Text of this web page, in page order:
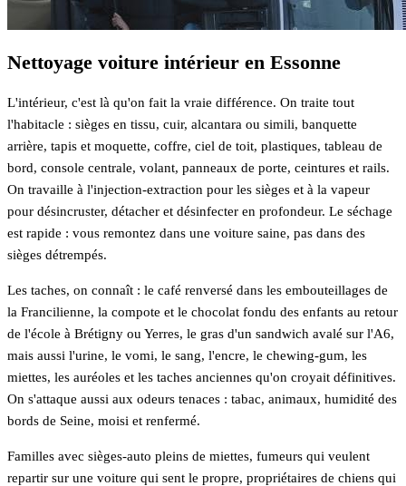
Nettoyage voiture intérieur en Essonne
L'intérieur, c'est là qu'on fait la vraie différence. On traite tout
l'habitacle : sièges en tissu, cuir, alcantara ou simili, banquette
arrière, tapis et moquette, coffre, ciel de toit, plastiques, tableau de
bord, console centrale, volant, panneaux de porte, ceintures et rails.
On travaille à l'injection-extraction pour les sièges et à la vapeur
pour désincruster, détacher et désinfecter en profondeur. Le séchage
est rapide : vous remontez dans une voiture saine, pas dans des
sièges détrempés.
Les taches, on connaît : le café renversé dans les embouteillages de
la Francilienne, la compote et le chocolat fondu des enfants au retour
de l'école à Brétigny ou Yerres, le gras d'un sandwich avalé sur l'A6,
mais aussi l'urine, le vomi, le sang, l'encre, le chewing-gum, les
miettes, les auréoles et les taches anciennes qu'on croyait définitives.
On s'attaque aussi aux odeurs tenaces : tabac, animaux, humidité des
bords de Seine, moisi et renfermé.
Familles avec sièges-auto pleins de miettes, fumeurs qui veulent
repartir sur une voiture qui sent le propre, propriétaires de chiens qui